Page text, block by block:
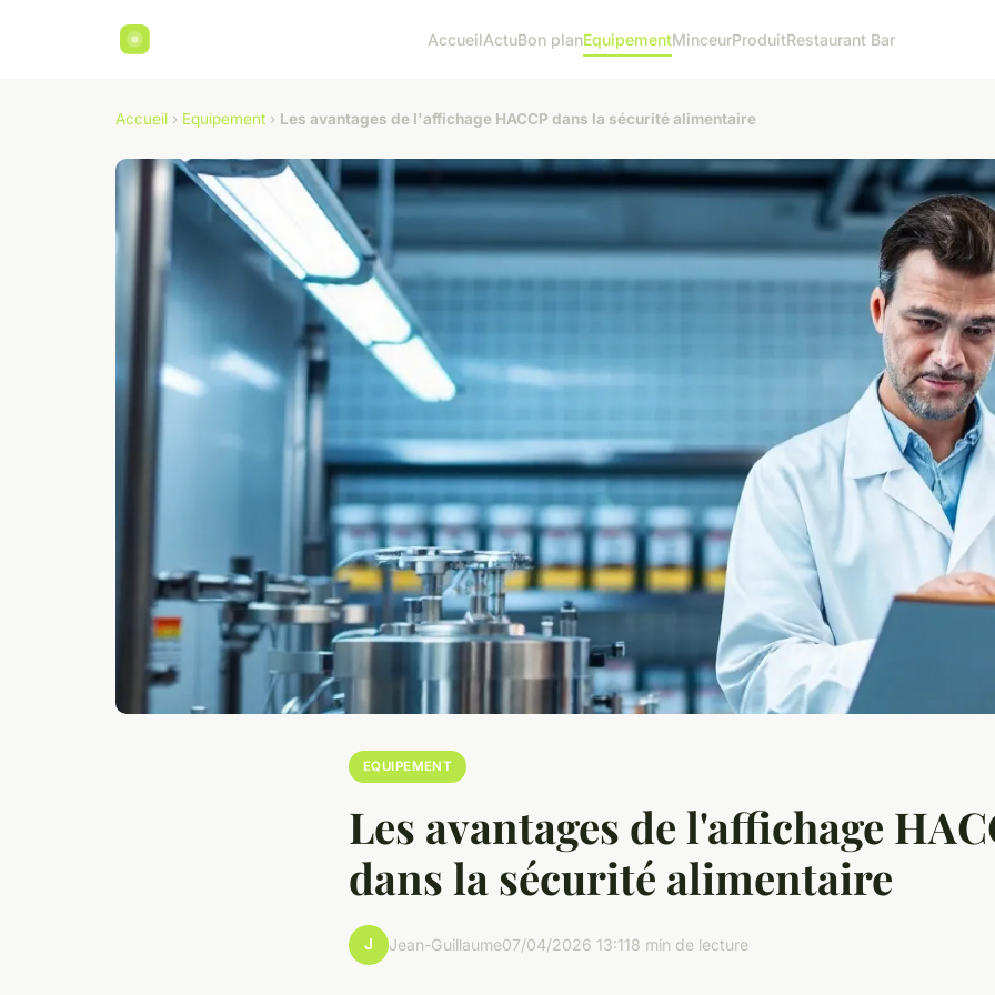
AccueilActuBon planEquipementMinceurProduitRestaurant Bar
Accueil › Equipement › Les avantages de l'affichage HACCP dans la sécurité alimentaire
EQUIPEMENT
Les avantages de l'affichage
dans la sécurité alimentaire
J Jean-Guillaume07/04/2026 13:118 min de lecture